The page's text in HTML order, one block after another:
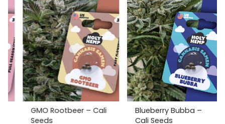
GMO Rootbeer – Cali
Seeds
Blueberry Bubba –
Cali Seeds